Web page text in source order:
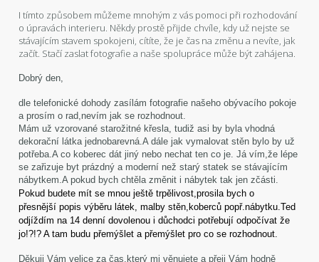
I tímto způsobem můžeme mnohým z vás pomoci při rozhodování
o úpravách interieru. Někdy prostě přijde chvíle, kdy už nejste se
stávajícím stavem spokojeni, cítíte, že je čas na změnu a nevíte, jak
začít. Stačí zaslat fotografie a naše spolupráce může být zahájena.
Dobrý den,
dle telefonické dohody zasílám fotografie našeho obývacího pokoje
a prosím o rad,nevím jak se rozhodnout.
Mám už vzorované starožitné křesla, tudiž asi by byla vhodná
dekorační látka jednobarevná.A dále jak vymalovat stěn bylo by už
potřeba.A co koberec dát jiný nebo nechat ten co je. Já vím,že lépe
se zařizuje byt prázdný a moderní než starý statek se stávajícím
nábytkem.A pokud bych chtěla změnit i nábytek tak jen zčásti.
Pokud budete mít se mnou ještě trpělivost,prosila bych o
přesnější popis výběru látek, malby stěn,koberců popř.nábytku.Ted
odjíždím na 14 denní dovolenou i důchodci potřebují odpočívat že
jo!?!? A tam budu přemýšlet a přemýšlet pro co se rozhodnout.
Děkuji Vám velice za čas,který mi věnujete a přeji Vám hodně